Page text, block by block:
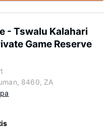
- Tswalu Kalahari
Game Reserve
8460, ZA